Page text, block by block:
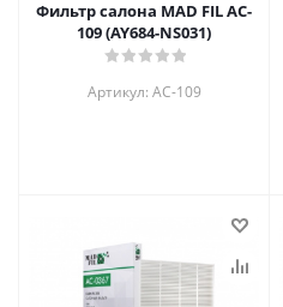
Фильтр салона MAD FIL АC-
109 (AY684-NS031)
Артикул: АC-109